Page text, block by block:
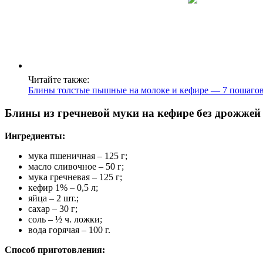
Читайте также:
Блины толстые пышные на молоке и кефире — 7
Блины из гречневой муки на кефире без дрожжей
Ингредиенты:
мука пшеничная – 125 г;
масло сливочное – 50 г;
мука гречневая – 125 г;
кефир 1% – 0,5 л;
яйца – 2 шт.;
сахар – 30 г;
соль – ½ ч. ложки;
вода горячая – 100 г.
Способ приготовления: